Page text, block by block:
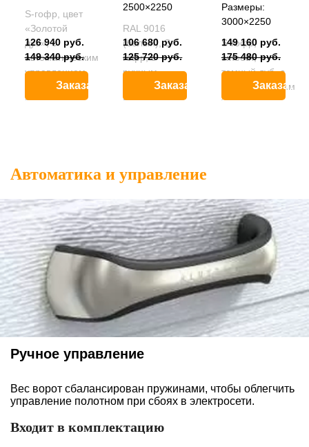
S-гофр, цвет
«Золотой
дуб», с
автоматическим
управлением,
пружины
растяжения
126 940 руб.
149 340 руб.
Заказать
2500×2250
RAL 9016
(белый), S-
гофр, с
ручным
управлением,
пружины
106 680 руб.
125 720 руб.
Заказать
Размеры:
3000×2250
S-гофр,
smooth,
темный дуб, c
автоматическим
управлением,
149 160 руб.
175 480 руб.
Заказать
Автоматика и управление
Ручное управление
Вес ворот сбалансирован пружинами, чтобы облегчить
управление полотном при сбоях в электросети.
Входит в комплектацию